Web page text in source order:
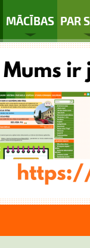
MĀCĪBAS PAR